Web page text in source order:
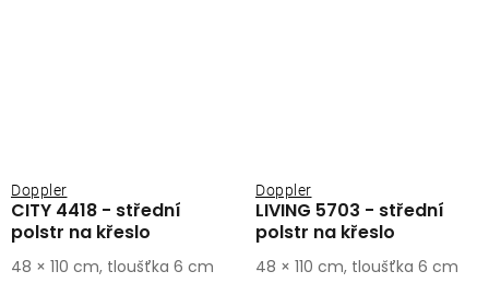
CITY 4418 - střední
polstr na křeslo
Doppler
48 × 110 cm, tloušťka 6 cm
LIVING 5703 - střední
polstr na křeslo
Doppler
48 × 110 cm, tloušťka 6 cm